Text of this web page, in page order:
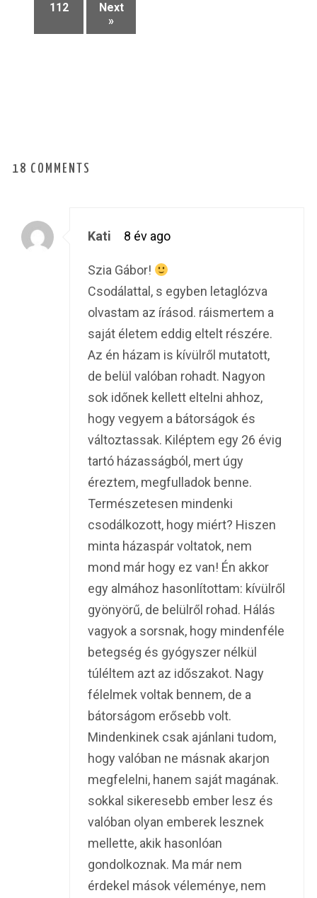
112
Next
»
18 COMMENTS
Kati 8 év ago
Szia Gábor!
Csodálattal, s egyben letaglózva
olvastam az írásod. ráismertem a
saját életem eddig eltelt részére.
Az én házam is kívülről mutatott,
de belül valóban rohadt. Nagyon
sok időnek kellett eltelni ahhoz,
hogy vegyem a bátorságok és
változtassak. Kiléptem egy 26 évig
tartó házasságból, mert úgy
éreztem, megfulladok benne.
Természetesen mindenki
csodálkozott, hogy miért? Hiszen
minta házaspár voltatok, nem
mond már hogy ez van! Én akkor
egy almához hasonlítottam: kívülről
gyönyörű, de belülről rohad. Hálás
vagyok a sorsnak, hogy mindenféle
betegség és gyógyszer nélkül
túléltem azt az időszakot. Nagy
félelmek voltak bennem, de a
bátorságom erősebb volt.
Mindenkinek csak ajánlani tudom,
hogy valóban ne másnak akarjon
megfelelni, hanem saját magának.
sokkal sikeresebb ember lesz és
valóban olyan emberek lesznek
mellette, akik hasonlóan
gondolkoznak. Ma már nem
érdekel mások véleménye, nem